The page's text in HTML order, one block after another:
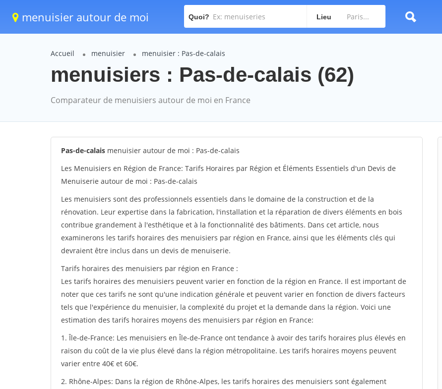
menuisier autour de moi Quoi? Lieu
Accueil menuisier menuisier : Pas-de-calais
menuisiers : Pas-de-calais (62)
Comparateur de menuisiers autour de moi en France
Pas-de-calais menuisier autour de moi : Pas-de-calais
Les Menuisiers en Région de France: Tarifs Horaires par Région et Éléments Essentiels d'un Devis de
Menuiserie autour de moi : Pas-de-calais
Les menuisiers sont des professionnels essentiels dans le domaine de la construction et de la
rénovation. Leur expertise dans la fabrication, l'installation et la réparation de divers éléments en bois
contribue grandement à l'esthétique et à la fonctionnalité des bâtiments. Dans cet article, nous
examinerons les tarifs horaires des menuisiers par région en France, ainsi que les éléments clés qui
devraient être inclus dans un devis de menuiserie.
Tarifs horaires des menuisiers par région en France :
Les tarifs horaires des menuisiers peuvent varier en fonction de la région en France. Il est important de
noter que ces tarifs ne sont qu'une indication générale et peuvent varier en fonction de divers facteurs
tels que l'expérience du menuisier, la complexité du projet et la demande dans la région. Voici une
estimation des tarifs horaires moyens des menuisiers par région en France:
1. Île-de-France: Les menuisiers en Île-de-France ont tendance à avoir des tarifs horaires plus élevés en
raison du coût de la vie plus élevé dans la région métropolitaine. Les tarifs horaires moyens peuvent
varier entre 40€ et 60€.
2. Rhône-Alpes: Dans la région de Rhône-Alpes, les tarifs horaires des menuisiers sont également